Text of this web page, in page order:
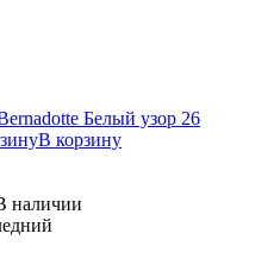
Белый узор 26
В корзину
наличии